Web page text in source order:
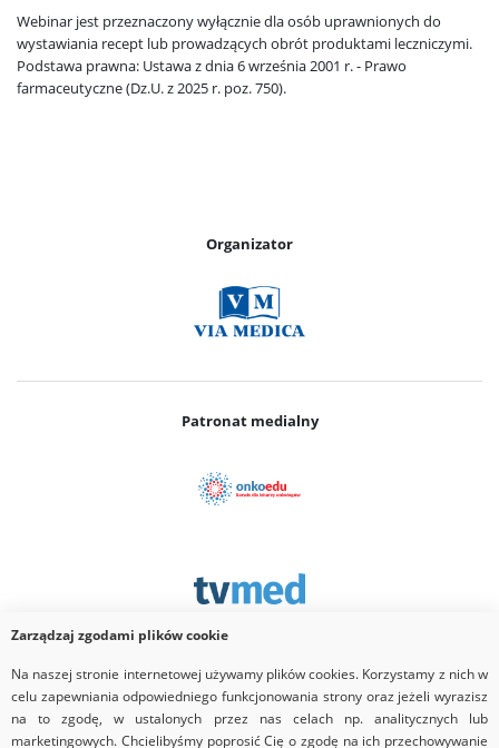
Webinar jest przeznaczony wyłącznie dla osób uprawnionych do
wystawiania recept lub prowadzących obrót produktami leczniczymi.
Podstawa prawna: Ustawa z dnia 6 września 2001 r. - Prawo
farmaceutyczne (Dz.U. z 2025 r. poz. 750).
Organizator
Patronat medialny
Partner
Zarządzaj zgodami plików cookie
Na naszej stronie internetowej używamy plików cookies. Korzystamy z nich w
celu zapewniania odpowiedniego funkcjonowania strony oraz jeżeli wyrazisz
na to zgodę, w ustalonych przez nas celach np. analitycznych lub
marketingowych. Chcielibyśmy poprosić Cię o zgodę na ich przechowywanie